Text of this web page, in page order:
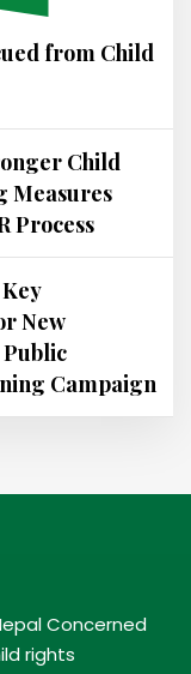
from Child
Child
Measures
Process
New
Campaign
Concerned
rights